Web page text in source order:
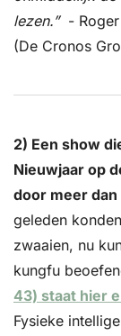
lezen.”
-
(De Cronos
2) Een show
Nieuwjaar op
door meer dan
geleden
zwaaien, nu
kungfu
43) staat hier
Fysieke